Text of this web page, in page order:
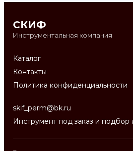
СКИФ
Инструментальная компания
Каталог
Контакты
Политика конфиденциальности
skif_perm@bk.ru
Инструмент под заказ и подбор